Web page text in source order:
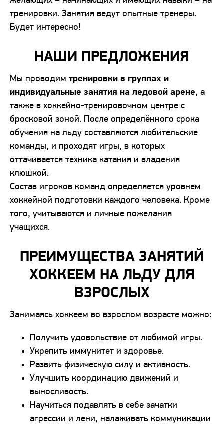
тренировки. Занятия ведут опытные тренеры.
Будет интересно!
НАШИ ПРЕДЛОЖЕНИЯ
Мы проводим тренировки в группах и
индивидуальные занятия на ледовой арене, а
также в хоккейно-тренировочном центре с
бросковой зоной. После определённого срока
обучения на льду составляются любительские
команды, и проходят игры, в которых
оттачивается техника катания и владения
клюшкой.
Состав игроков команд определяется уровнем
хоккейной подготовки каждого человека. Кроме
того, учитываются и личные пожелания
учащихся.
ПРЕИМУЩЕСТВА ЗАНЯТИЙ
ХОККЕЕМ НА ЛЬДУ ДЛЯ
ВЗРОСЛЫХ
Занимаясь хоккеем во взрослом возрасте можно:
Получить удовольствие от любимой игры.
Укрепить иммунитет и здоровье.
Развить физическую силу и активность.
Улучшить координацию движений и
выносливость.
Научиться подавлять в себе зачатки
агрессии и лени, налаживать коммуникации